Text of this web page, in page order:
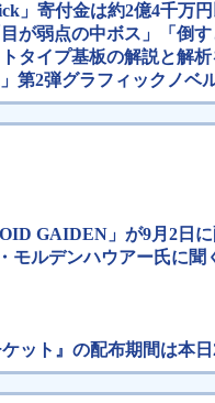
」寄付金は約2億4千万
が弱点の中ボス」「倒
タイプ基板の解説と解
第2弾グラフィックノベ
GAIDEN」が9月2日
モルデンハウアー氏に
ット』の配布期間は本